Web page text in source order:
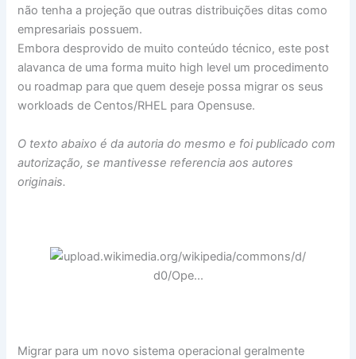
não tenha a projeção que outras distribuições ditas como
empresariais possuem.
Embora desprovido de muito conteúdo técnico, este post
alavanca de uma forma muito high level um procedimento
ou roadmap para que quem deseje possa migrar os seus
workloads de Centos/RHEL para Opensuse.
O texto abaixo é da autoria do mesmo e foi publicado com
autorização, se mantivesse referencia aos autores
originais.
Migrar para um novo sistema operacional geralmente